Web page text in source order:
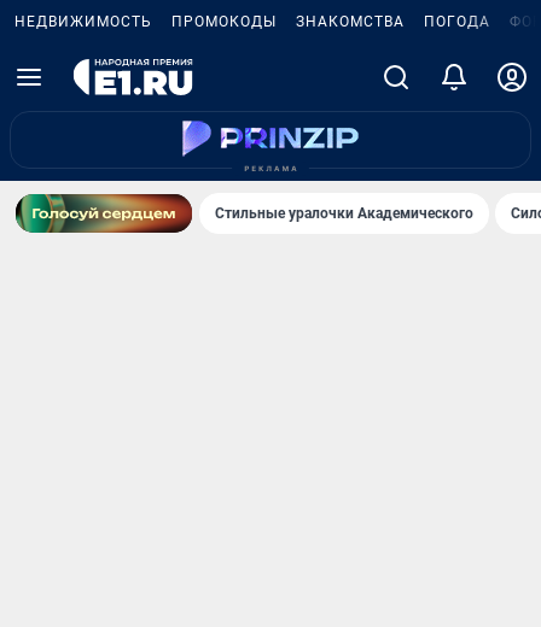
НЕДВИЖИМОСТЬ ПРОМОКОДЫ ЗНАКОМСТВА ПОГОДА
Стильные уралочки Академического